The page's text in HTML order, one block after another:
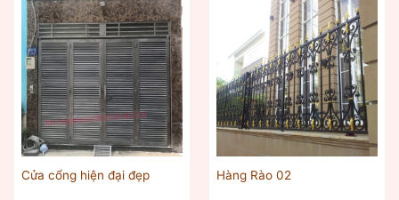
Cửa cổng hiện đại đẹp Hàng Rào 02